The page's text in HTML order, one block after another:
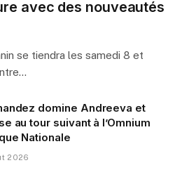
avec des nouveautés
se tiendra les samedi 8 et
domine Andreeva et
au tour suivant à l’Omnium
Nationale
2026